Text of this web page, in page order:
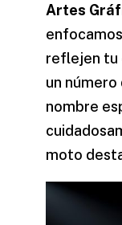
Artes
reflejen tu
un número
nombre
moto